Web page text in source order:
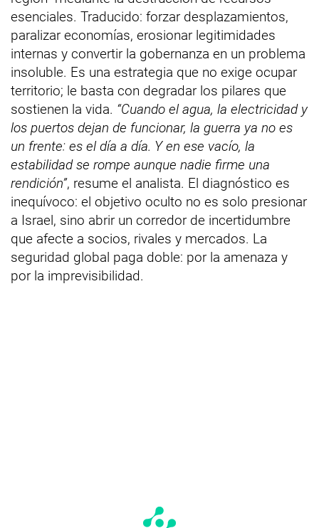
esenciales. Traducido: forzar desplazamientos,
paralizar economías, erosionar legitimidades
internas y convertir la gobernanza en un problema
insoluble. Es una estrategia que no exige ocupar
territorio; le basta con degradar los pilares que
sostienen la vida. “Cuando el agua, la electricidad y
los puertos dejan de funcionar, la guerra ya no es
un frente: es el día a día. Y en ese vacío, la
estabilidad se rompe aunque nadie firme una
rendición”, resume el analista. El diagnóstico es
inequívoco: el objetivo oculto no es solo presionar
a Israel, sino abrir un corredor de incertidumbre
que afecte a socios, rivales y mercados. La
seguridad global paga doble: por la amenaza y
por la imprevisibilidad.